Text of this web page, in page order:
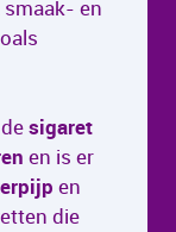
en
sigaret
en is er
en
die